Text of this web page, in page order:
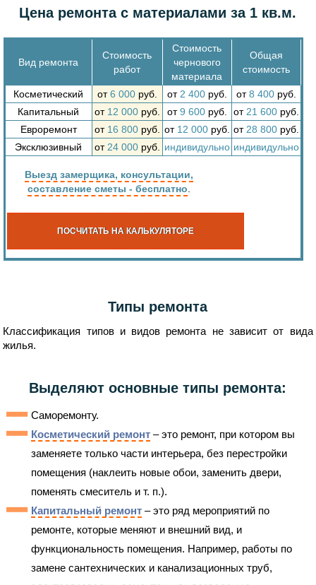
Цена ремонта с материалами за 1 кв.м.
Вид ремонта
Стоимость
работ
Стоимость
чернового
материала
Общая
стоимость
Косметический от6 000руб. от 2 400руб. от8 400руб.
Капитальный
от 12 000руб. от9 600руб. от 21 600руб.
Евроремонт
от 16 800руб. от 12 000руб. от 28 800руб.
Эксклюзивный
от 24 000руб. индивидульно индивидульно
Выезд замерщика, консультации,
составление сметы - бесплатно
ПОСЧИТАТЬ НА КАЛЬКУЛЯТОРЕ
Типы ремонта
Классификация типов и видов ремонта не зависит от вида
жилья.
Выделяют основные типы ремонта:
Саморемонту.
Косметический ремонт – это ремонт, при котором вы
заменяете только части интерьера, без перестройки
помещения (наклеить новые обои, заменить двери,
поменять смеситель и т. п.).
Капитальный ремонт – это ряд мероприятий по
ремонте, которые меняют и внешний вид, и
функциональность помещения. Например, работы по
замене сантехнических и канализационных труб,